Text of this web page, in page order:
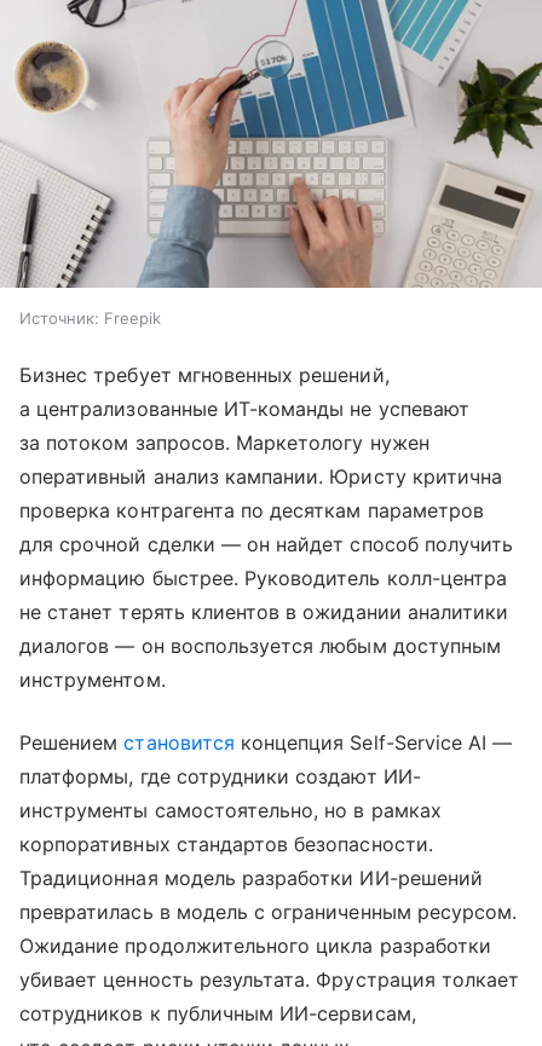
Источник: Freepik
Бизнес требует мгновенных решений,
а централизованные ИТ-команды не успевают
за потоком запросов. Маркетологу нужен
оперативный анализ кампании. Юристу критична
проверка контрагента по десяткам параметров
для срочной сделки — он найдет способ получить
информацию быстрее. Руководитель колл-центра
не станет терять клиентов в ожидании аналитики
диалогов — он воспользуется любым доступным
инструментом.
Решениемстановится концепция Self-Service AI —
платформы, где сотрудники создают ИИ-
инструменты самостоятельно, но в рамках
корпоративных стандартов безопасности.
Традиционная модель разработки ИИ-решений
превратилась в модель с ограниченным ресурсом.
Ожидание продолжительного цикла разработки
убивает ценность результата. Фрустрация толкает
сотрудников к публичным ИИ-сервисам,